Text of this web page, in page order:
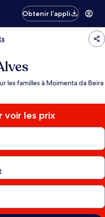
Obtenir l’appli
les familles à Moimenta da Beira
voir les prix